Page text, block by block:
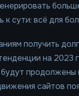
к сути: всё для
получить
на
сайтов